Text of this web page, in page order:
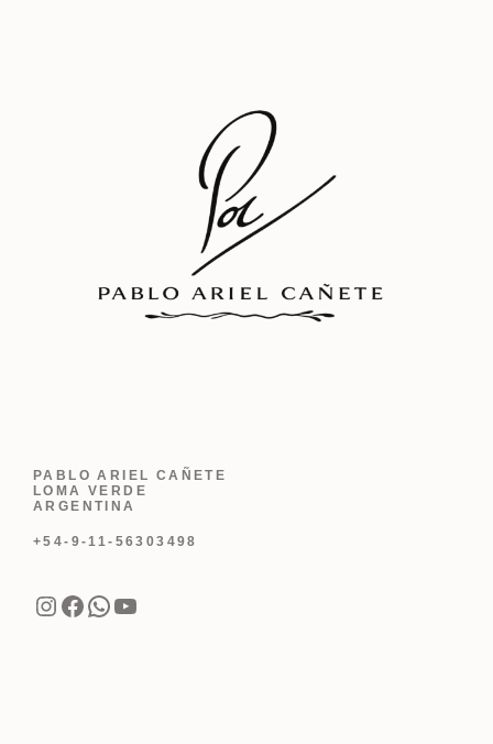
PABLO ARIEL CAÑETE
LOMA VERDE
ARGENTINA
+54-9-11-56303498
Instagram
Facebook
WhatsApp
YouTube